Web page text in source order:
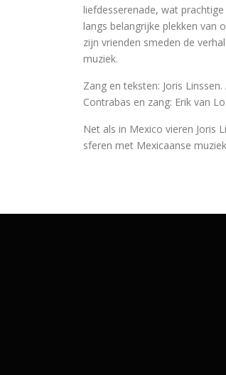
liefdesserenade, wat
langs belangrijke plekken van
zijn vrienden smeden de
muziek.
Zang en teksten: Joris
Contrabas en zang: Erik van
Net als in Mexico vieren Joris
sferen met Mexicaanse